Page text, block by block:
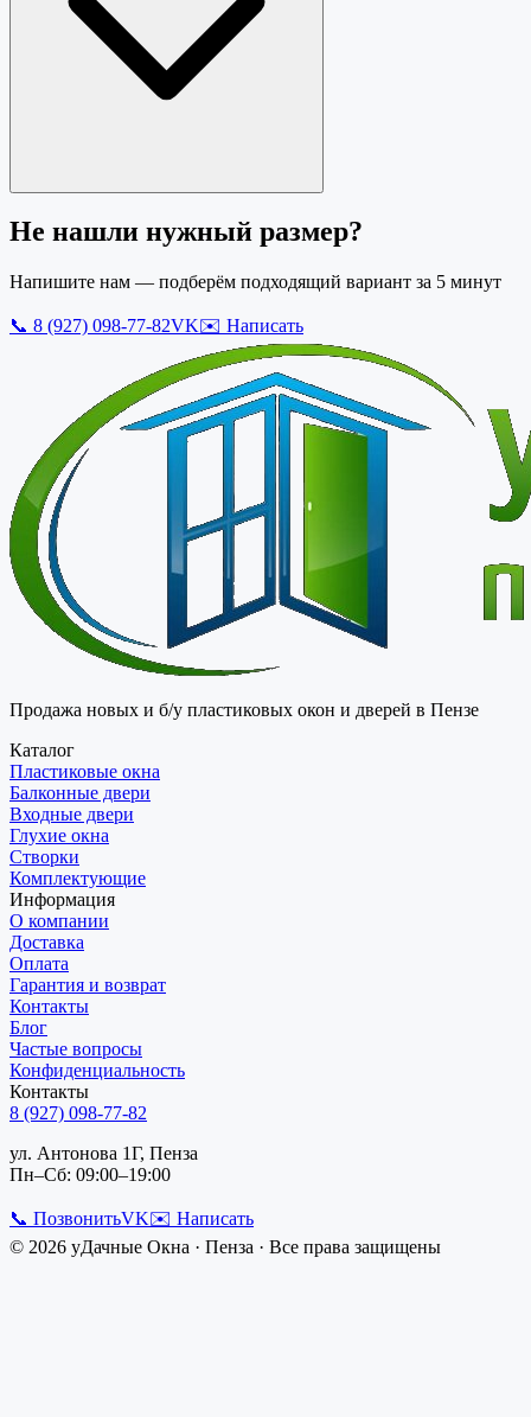
Не нашли нужный размер?
Напишите нам — подберём подходящий вариант за 5 минут
📞 8 (927) 098-77-82VK✉️ Написать
Продажа новых и б/у пластиковых окон и дверей в Пензе
Каталог
Пластиковые окна
Балконные двери
Входные двери
Глухие окна
Створки
Комплектующие
Информация
О компании
Доставка
Оплата
Гарантия и возврат
Контакты
Блог
Частые вопросы
Конфиденциальность
Контакты
8 (927) 098-77-82
ул. Антонова 1Г, Пенза
Пн–Сб: 09:00–19:00
📞 ПозвонитьVK✉️ Написать
© 2026 уДачные Окна · Пенза · Все права защищены